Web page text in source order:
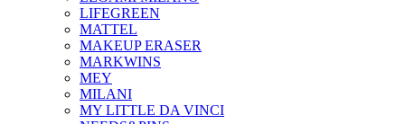
LIFEGREEN
MATTEL
MAKEUP ERASER
MARKWINS
MEY
MILANI
MY LITTLE DA VINCI